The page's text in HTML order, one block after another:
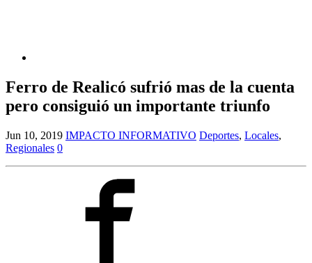
Ferro de Realicó sufrió mas de la cuenta
pero consiguió un importante triunfo
Jun 10, 2019 IMPACTO INFORMATIVO Deportes, Locales,
Regionales 0